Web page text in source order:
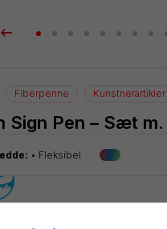
Fiberpenne Kunstnerartikler
Sign Pen – Sæt m.
Fleksibel